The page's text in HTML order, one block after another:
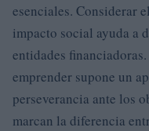
esenciales. Considerar
impacto social ayuda a
entidades
emprender supone un
perseverancia ante los
marcan la diferencia